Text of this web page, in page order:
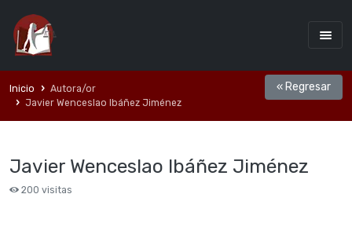
Inicio
Autora/or
Javier Wenceslao Ibáñez Jiménez
« Regresar
Javier Wenceslao Ibáñez Jiménez
200 visitas